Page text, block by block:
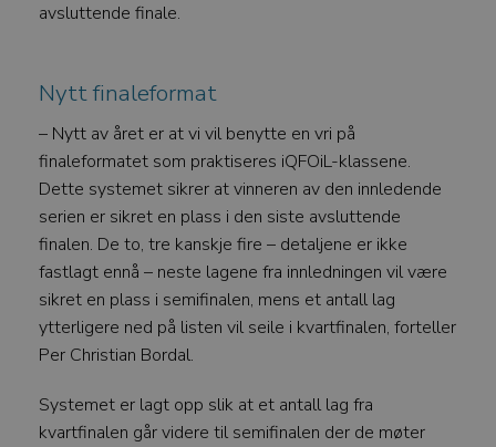
avsluttende finale.
Nytt finaleformat
– Nytt av året er at vi vil benytte en vri på
finaleformatet som praktiseres iQFOiL-klassene.
Dette systemet sikrer at vinneren av den innledende
serien er sikret en plass i den siste avsluttende
finalen. De to, tre kanskje fire – detaljene er ikke
fastlagt ennå – neste lagene fra innledningen vil være
sikret en plass i semifinalen, mens et antall lag
ytterligere ned på listen vil seile i kvartfinalen, forteller
Per Christian Bordal.
Systemet er lagt opp slik at et antall lag fra
kvartfinalen går videre til semifinalen der de møter